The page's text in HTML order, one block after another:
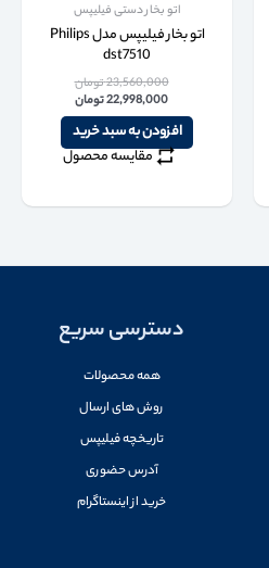
اتو بخار دستی فیلیپس
اتو بخار فیلیپس مدل Philips
dst7510
23,560,000تومان
22,998,000تومان
افزودن به سبد خرید
مقایسه محصول
دسترسی سریع
همه محصولات
روش های ارسال
تاریخچه فیلیپس
آدرس حضوری
خرید از اینستاگرام